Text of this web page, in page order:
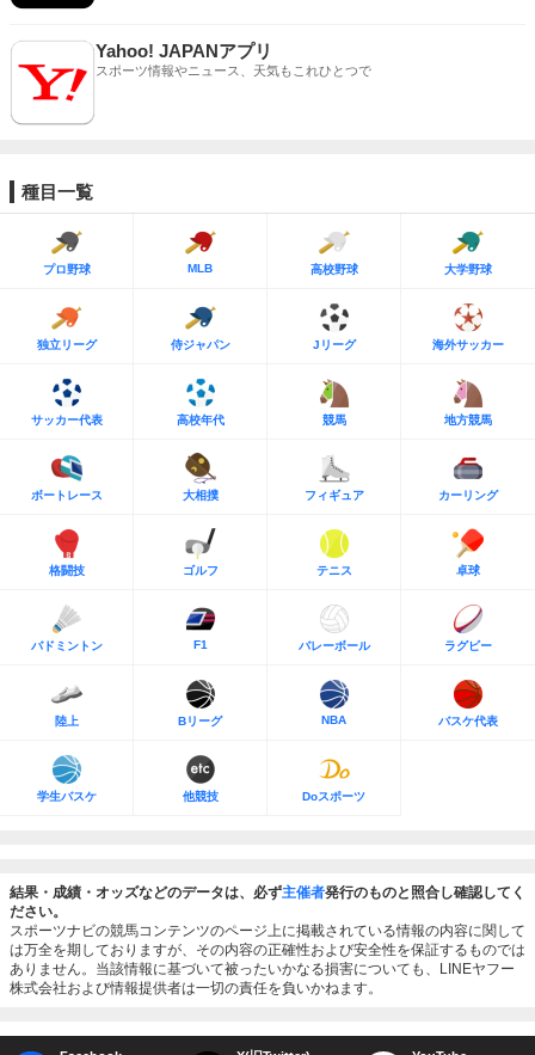
Yahoo! JAPANアプリ
スポーツ情報やニュース、天気もこれひとつで
種目一覧
プロ野球 MLB 高校野球 大学野球
独立リーグ 侍ジャパン Jリーグ 海外サッカー
サッカー代表 高校年代 競馬 地方競馬
ボートレース 大相撲 フィギュア カーリング
格闘技 ゴルフ テニス 卓球
バドミントン F1 バレーボール ラグビー
陸上 Bリーグ NBA バスケ代表
学生バスケ 他競技 Doスポーツ
結果・成績・オッズなどのデータは、必ず主催者発行のものと照合し確認してく
ださい。
スポーツナビの競馬コンテンツのページ上に掲載されている情報の内容に関して
は万全を期しておりますが、その内容の正確性および安全性を保証するものでは
ありません。当該情報に基づいて被ったいかなる損害についても、LINEヤフー
株式会社および情報提供者は一切の責任を負いかねます。